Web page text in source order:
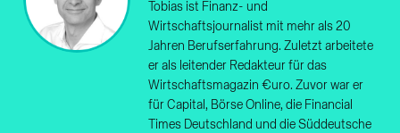
Tobias ist Finanz- und
Wirtschaftsjournalist mit mehr als 20
Jahren Berufserfahrung. Zuletzt arbeitete
er als leitender Redakteur für das
Wirtschaftsmagazin €uro. Zuvor war er
für Capital, Börse Online, die Financial
Times Deutschland und die Süddeutsche